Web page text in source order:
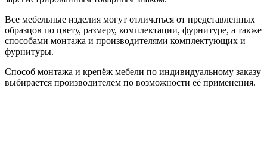
Все мебельные изделия могут отличаться от представленных
образцов по цвету, размеру, комплектации, фурнитуре, а также
способами монтажа и производителями комплектующих и
фурнитуры.
Способ монтажа и крепёж мебели по индивидуальному заказу
выбирается производителем по возможности её применения.